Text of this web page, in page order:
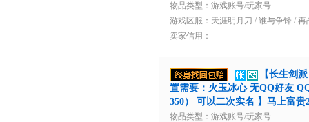
物品类型：游戏账号/玩家号
游戏区服： 天涯明月刀 / 谁与争锋 / 再
卖家信用：
【长生剑
置需要：火玉冰心 无QQ好友
350） 可以二次实名 】马上富贵
物品类型：游戏账号/玩家号